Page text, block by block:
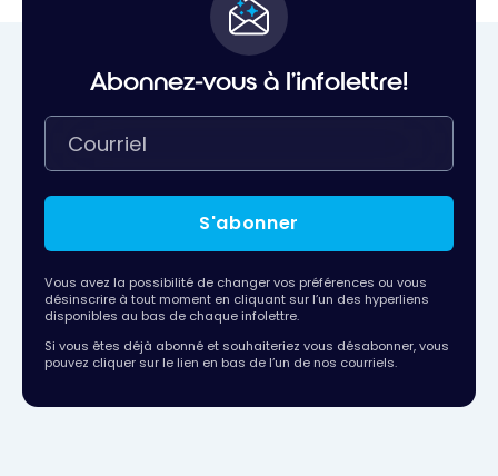
Abonnez-vous à l'infolettre!
S'abonner
Vous avez la possibilité de changer vos préférences ou vous
désinscrire à tout moment en cliquant sur l’un des hyperliens
disponibles au bas de chaque infolettre.
Si vous êtes déjà abonné et souhaiteriez vous désabonner, vous
pouvez cliquer sur le lien en bas de l’un de nos courriels.